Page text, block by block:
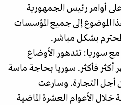
على أوامر رئيس الجمهورية
الموضوع إلى جميع المؤسسات
بشكل مباشر.
سوريا: تتدهور الأوضاع
أكثر فأكثر. سوريا بحاجة ماسة
أجل التجارة. وسارعت
خلال الأعوام العشرة الماضية